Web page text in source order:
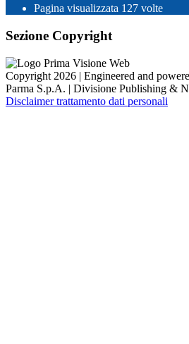
Pagina visualizzata 127 volte
Sezione Copyright
Copyright 2026 | Engineered and
Parma S.p.A. | Divisione Publishing &
Disclaimer trattamento dati personali